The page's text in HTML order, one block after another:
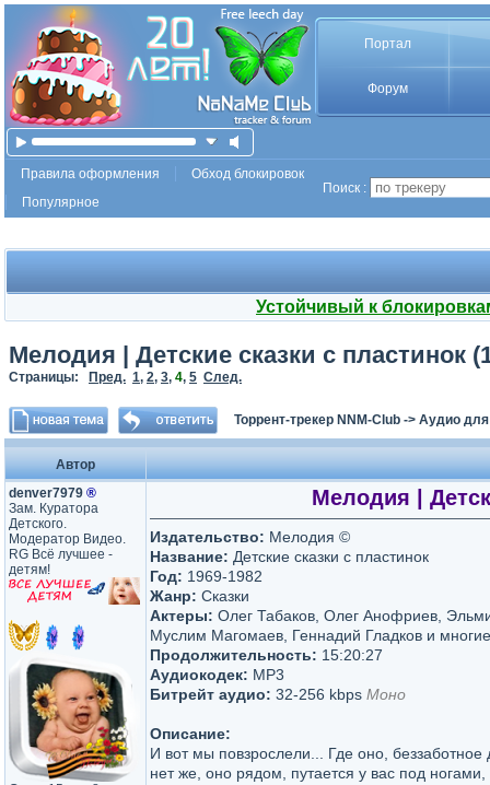
Портал
Форум
Правила оформления
Обход блокировок
Популярное
Поиск :
Устойчивый к
Мелодия | Детские сказки с пластинок
Страницы: Пред. 1, 2, 3, 4, 5 След.
Торрент-трекер NNM-Club -> Аудио для
Автор
denver7979 ®
Зам. Куратора
Детского.
Модератор Видео.
RG Всё лучшее -
детям!
Мелодия |
Издательство: Мелодия ©
Название: Детские сказки с пластинок
Год: 1969-1982
Жанр: Сказки
Актеры: Олег Табаков, Олег Анофриев,
Муслим Магомаев, Геннадий Гладков и
Продолжительность: 15:20:27
Аудиокодек: MP3
Битрейт аудио: 32-256 kbps Моно
Описание:
И вот мы повзрослели... Где оно,
нет же, оно рядом, путается у вас под ногами,